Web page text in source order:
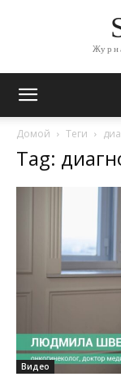
Домой Теги
Tag:
Видео